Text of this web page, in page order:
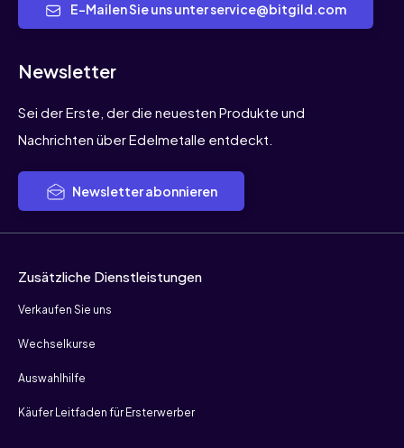
E-Mailen Sie uns unter service@bitgild.com
Newsletter
Sei der Erste, der die neuesten Produkte und
Nachrichten über Edelmetalle entdeckt.
Newsletter abonnieren
Zusätzliche Dienstleistungen
Verkaufen Sie uns
Wechselkurse
Auswahlhilfe
Käufer Leitfaden für Ersterwerber